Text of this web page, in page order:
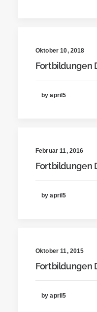
Oktober 10, 2018
Fortbildungen
by april5
Februar 11, 2016
Fortbildungen
by april5
Oktober 11, 2015
Fortbildungen
by april5